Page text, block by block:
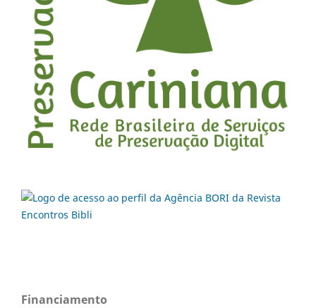
Financiamento